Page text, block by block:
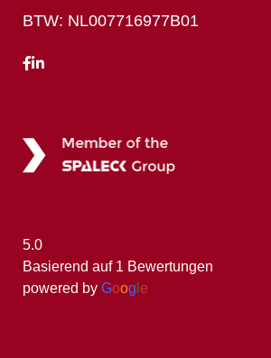
5.0
Basierend auf 1 Bewertungen
powered by Goog e
BTW: NL007716977B01